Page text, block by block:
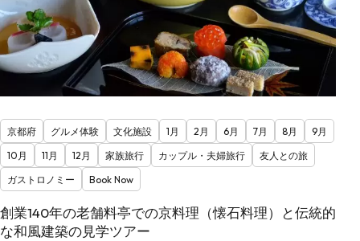
京都府 グルメ体験 文化施設 1月 2月 6月 7月 8月
9月
10月
11月 12月 家族旅行 カップル・夫婦旅行
友人との旅
ガストロノミー
Book Now
創業140年の老舗料亭での京料理（懐石料理）と伝統的
な和風建築の見学ツアー